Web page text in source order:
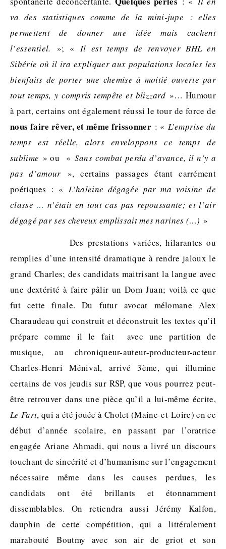
va des statistiques comme de la mini-jupe : elles
permettent de donner une idée mais cachent
l’essentiel. »; « Il est temps de renvoyer BHL en
Sibérie où il ira expliquer aux populations locales les
bienfaits de porter une chemise à moitié ouverte par
tout temps, y compris tempête et blizzard »… Humour
à part, certains ont également réussi le tour de force de
nous faire rêver, et même frissonner: « L’emprise du
temps est réelle, alors enveloppons ce temps de
sublime » ou « Sans combat perdu d’avance, il n’y a
pas d’amour », certains passages étant carrément
poétiques : « L’haleine dégagée par ma voisine de
classe … n’était en tout cas pas repoussante; et l’air
dégagé par ses cheveux emplissait mes narines (…) »
Des prestations variées, hilarantes ou
remplies d’une intensité dramatique à rendre jaloux le
grand Charles; des candidats maitrisant la langue avec
une dextérité à faire pâlir un Dom Juan; voilà ce que
fut cette finale. Du futur avocat mélomane Alex
Charaudeau qui construit et déconstruit les textes qu’il
prépare comme il le fait avec une partition de
musique, au chroniqueur-auteur-producteur-acteur
Charles-Henri Ménival, arrivé 3ème, qui illumine
certains de vos jeudis sur RSP, que vous pourrez peut-
être retrouver dans une pièce qu’il a lui-même écrite,
Le Fart, qui a été jouée à Cholet (Maine-et-Loire) en ce
début d’année scolaire, en passant par l’oratrice
engagée Ariane Ahmadi, qui nous a livré un discours
touchant de sincérité et d’humanisme sur l’engagement
nécessaire même dans les causes perdues, les
candidats ont été brillants et étonnamment
dissemblables. On retiendra aussi Jérémy Kalfon,
dauphin de cette compétition, qui a littéralement
marabouté Boutmy avec son air de griot et son